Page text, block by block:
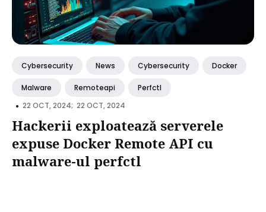
Cybersecurity News Cybersecurity Docker
Malware Remoteapi Perfctl
• 22 OCT, 2024; 22 OCT, 2024
Hackerii exploatează serverele
expuse Docker Remote API cu
malware-ul perfctl